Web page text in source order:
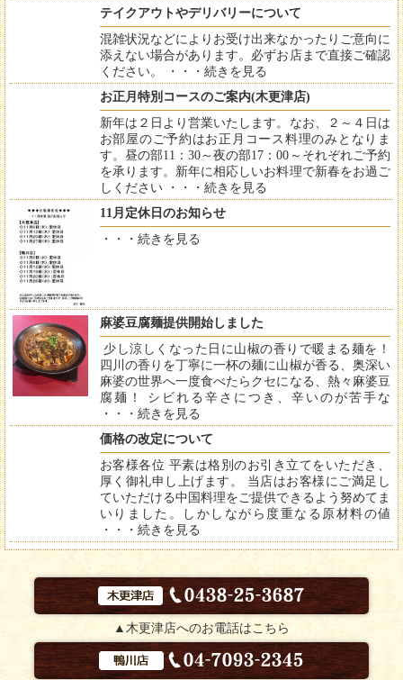
テイクアウトやデリバリーについて
混雑状況などによりお受け出来なかったりご意向に
添えない場合があります。必ずお店まで直接ご確認
ください。 ・・・ 続きを見る
お正月特別コースのご案内(木更津店)
新年は２日より営業いたします。なお、２～４日は
お部屋のご予約はお正月コース料理のみとなりま
す。昼の部11：30～夜の部17：00～それぞれご予約
を承ります。新年に相応しいお料理で新春をお過ご
しください ・・・ 続きを見る
11月定休日のお知らせ
・・・ 続きを見る
麻婆豆腐麺提供開始しました
少し涼しくなった日に山椒の香りで暖まる麺を！
四川の香りを丁寧に一杯の麺に山椒が香る、奥深い
麻婆の世界へ一度食べたらクセになる、熱々麻婆豆
腐麺！ シビれる辛さにつき、辛いのが苦手な
・・・ 続きを見る
価格の改定について
お客様各位 平素は格別のお引き立てをいただき、
厚く御礼申し上げます。 当店はお客様にご満足し
ていただける中国料理をご提供できるよう努めてま
いりました。しかしながら度重なる原材料の値
・・・ 続きを見る
▲木更津店へのお電話はこちら